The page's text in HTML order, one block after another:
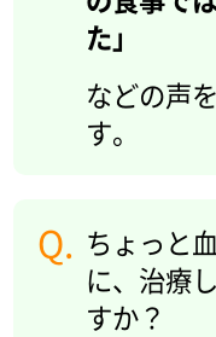
た」
などの声
す。
ちょっと
に、治療
すか？